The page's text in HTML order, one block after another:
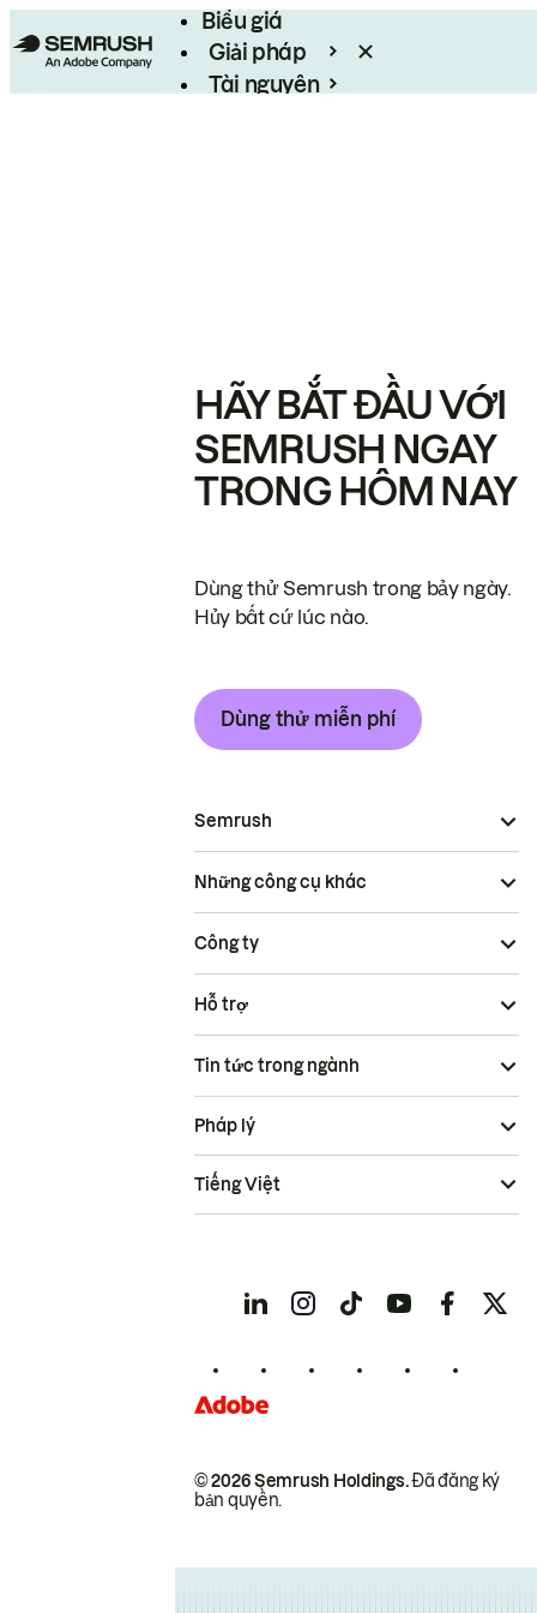
Biểu giá
Giải pháp
Tài nguyên
HÃY BẮT ĐẦU VỚI
SEMRUSH NGAY
TRONG HÔM NAY
Dùng thử Semrush trong bảy ngày.
Hủy bất cứ lúc nào.
Dùng thử miễn phí
Semrush
Những công cụ khác
Công ty
Hỗ trợ
Tin tức trong ngành
© 2026 Semrush Holdings.Đã đăng ký
bản quyền.
Pháp lý
Tiếng Việt